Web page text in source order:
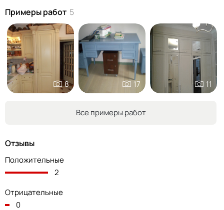
Примеры работ 5
8 17 11
Все примеры работ
Отзывы
Положительные
2
Отрицательные
0